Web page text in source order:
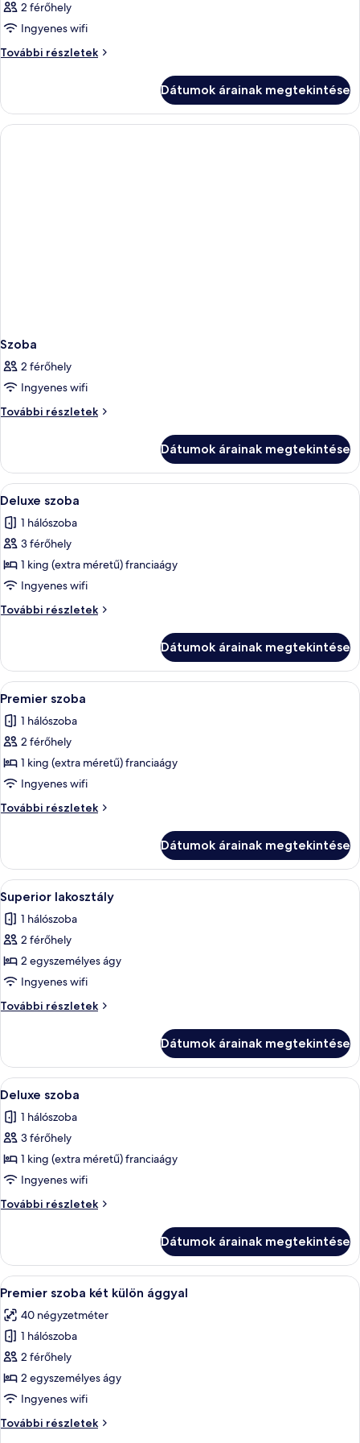
2 férőhely
Ingyenes wifi
További részletek
Szoba
Dátumok árainak megtekintése
Szoba
2 férőhely
Ingyenes wifi
További részletek
Szoba
Dátumok árainak megtekintése
A
következő
szoba
összes
képének
megtekintése:
Deluxe
szoba
Egy szállodai szoba, amelyben van
2
Deluxe szoba
1 hálószoba
3 férőhely
1 king (extra méretű) franciaágy
Ingyenes wifi
További részletek
Deluxe
Dátumok árainak megtekintése
A
következő
szoba
összes
képének
megtekintése:
Premier
szoba
Egy szállodai szoba, amelyben van
3
Premier szoba
1 hálószoba
2 férőhely
1 king (extra méretű) franciaágy
Ingyenes wifi
További részletek
Premier
Dátumok árainak megtekintése
A
következő
szoba
összes
képének
megtekintése:
Superior
lakosztály
Egy szállodai szoba, amelyben van
5
Superior lakosztály
1 hálószoba
2 férőhely
2 egyszemélyes ágy
Ingyenes wifi
További részletek
Superior
Dátumok árainak megtekintése
A
következő
szoba
összes
képének
megtekintése:
Deluxe
szoba
Egy szállodai szoba két ággyal,
3
Deluxe szoba
1 hálószoba
3 férőhely
1 king (extra méretű) franciaágy
Ingyenes wifi
További részletek
Deluxe
Dátumok árainak megtekintése
A
következő
szoba
összes
képének
megtekintése:
Premier
két
Egy szállodai szoba, amelyben van
3
Premier szoba két külön ággyal
40 négyzetméter
1 hálószoba
2 férőhely
2 egyszemélyes ágy
Ingyenes wifi
További részletek
Premier